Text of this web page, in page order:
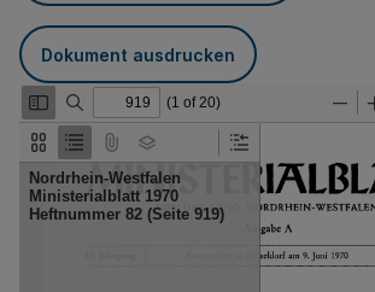
Dokument ausdrucken